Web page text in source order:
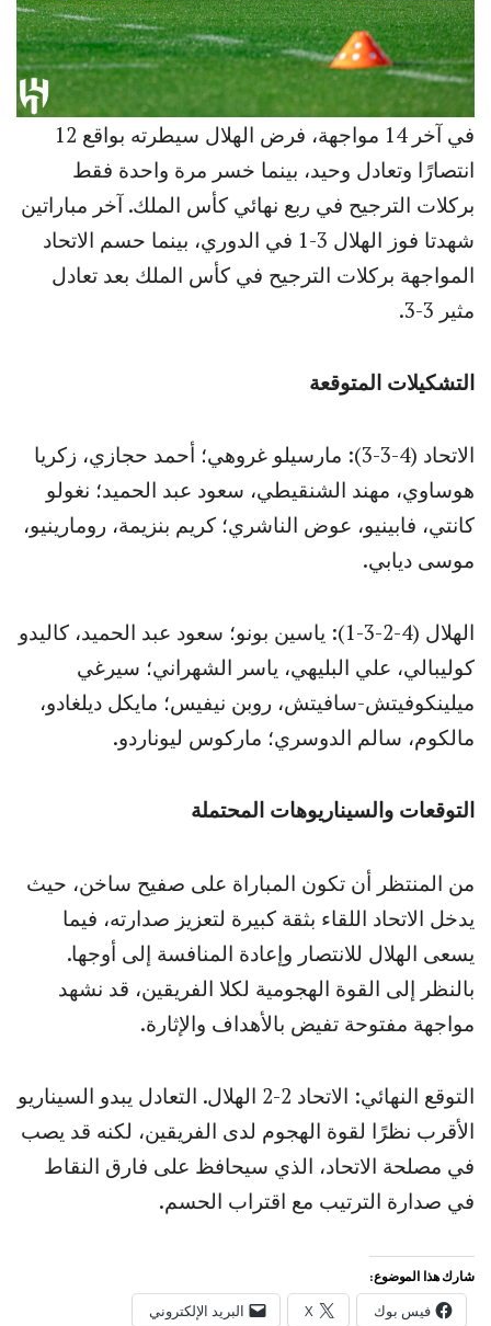
في آخر 14 مواجهة، فرض الهلال سيطرته بواقع 12
انتصارًا وتعادل وحيد، بينما خسر مرة واحدة فقط
بركلات الترجيح في ربع نهائي كأس الملك. آخر مباراتين
شهدتا فوز الهلال 3-1 في الدوري، بينما حسم الاتحاد
المواجهة بركلات الترجيح في كأس الملك بعد تعادل
مثير 3-3.
التشكيلات المتوقعة
الاتحاد (4-3-3): مارسيلو غروهي؛ أحمد حجازي، زكريا
هوساوي، مهند الشنقيطي، سعود عبد الحميد؛ نغولو
كانتي، فابينيو، عوض الناشري؛ كريم بنزيمة، رومارينيو،
موسى ديابي.
الهلال (4-2-3-1): ياسين بونو؛ سعود عبد الحميد، كاليدو
كوليبالي، علي البليهي، ياسر الشهراني؛ سيرغي
ميلينكوفيتش-سافيتش، روبن نيفيس؛ مايكل ديلغادو،
مالكوم، سالم الدوسري؛ ماركوس ليوناردو.
التوقعات والسيناريوهات المحتملة
من المنتظر أن تكون المباراة على صفيح ساخن، حيث
يدخل الاتحاد اللقاء بثقة كبيرة لتعزيز صدارته، فيما
يسعى الهلال للانتصار وإعادة المنافسة إلى أوجها.
بالنظر إلى القوة الهجومية لكلا الفريقين، قد نشهد
مواجهة مفتوحة تفيض بالأهداف والإثارة.
التوقع النهائي: الاتحاد 2-2 الهلال. التعادل يبدو السيناريو
الأقرب نظرًا لقوة الهجوم لدى الفريقين، لكنه قد يصب
في مصلحة الاتحاد، الذي سيحافظ على فارق النقاط
في صدارة الترتيب مع اقتراب الحسم.
شارك هذا الموضوع:
فيس بوك X البريد الإلكتروني